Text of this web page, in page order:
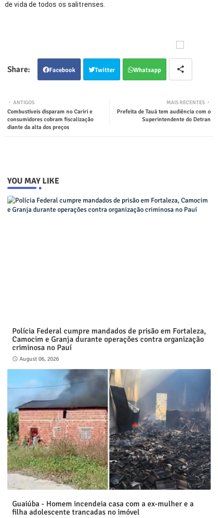
de vida de todos os salitrenses.
Facebook Twitter Whatsapp
MAIS RECENTES
Prefeita de Tauá tem audiência com o
Superintendente do Detran
ANTIGOS
Combustíveis disparam no Cariri e
consumidores cobram fiscalização
diante da alta dos preços
YOU MAY LIKE
Polícia Federal cumpre mandados de prisão em Fortaleza,
Camocim e Granja durante operações contra organização
criminosa no Pauí
August 06, 2026
Guaiúba - Homem incendeia casa com a ex-mulher e a
filha adolescente trancadas no imóvel